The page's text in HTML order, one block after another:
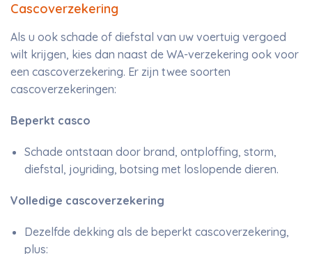
Cascoverzekering
Als u ook schade of diefstal van uw voertuig vergoed
wilt krijgen, kies dan naast de WA-verzekering ook voor
een cascoverzekering. Er zijn twee soorten
cascoverzekeringen:
Beperkt casco
Schade ontstaan door brand, ontploffing, storm,
diefstal, joyriding, botsing met loslopende dieren.
Volledige cascoverzekering
Dezelfde dekking als de beperkt cascoverzekering,
plus: